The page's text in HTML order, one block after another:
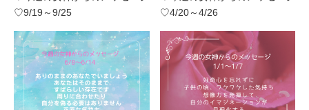
♡9/19～9/25
♡4/20～4/26